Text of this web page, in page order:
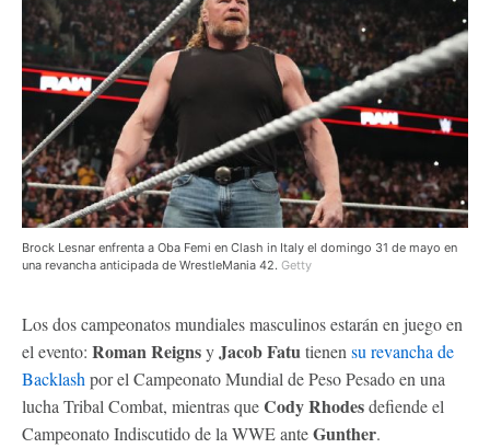
Brock Lesnar enfrenta a Oba Femi en Clash in Italy el domingo 31 de mayo en
una revancha anticipada de WrestleMania 42. Getty
Los dos campeonatos mundiales masculinos estarán en juego en
el evento: Roman ReignsyJacob Fatutienen su revancha de
Backlash por el Campeonato Mundial de Peso Pesado en una
lucha Tribal Combat, mientras queCody Rhodesdefiende el
Campeonato Indiscutido de la WWE anteGunther.